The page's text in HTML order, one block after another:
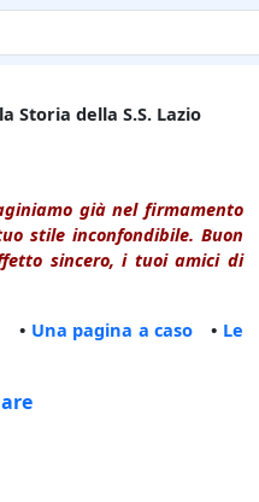
Storia della S.S. Lazio
già nel firmamento
stile inconfondibile. Buon
sincero, i tuoi amici di
• Una pagina a caso • Le